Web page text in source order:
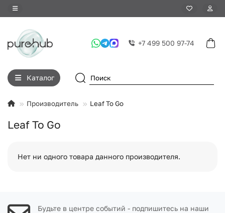
+7 499 500 97-74
Каталог
Производитель Leaf To Go
Leaf To Go
Нет ни одного товара данного производителя.
Будьте в центре событий - подпишитесь на наши